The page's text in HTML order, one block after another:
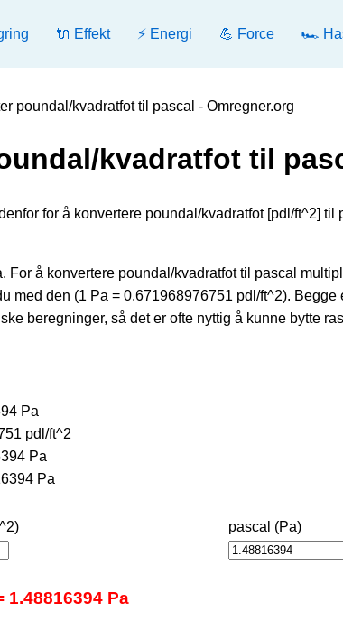
🔌 Effekt ⚡ Energi 💪 Force 🏎️
poundal/kvadratfot til pascal - Omregner.org
kvadratfot til
for å konvertere poundal/kvadratfot [pdl/ft^2] til
For å konvertere poundal/kvadratfot til pascal
med den (1 Pa = 0.671968976751 pdl/ft^2).
beregninger, så det er ofte nyttig å kunne bytte
Pa
pdl/ft^2
Pa
Pa
pascal (Pa)
1.48816394 Pa